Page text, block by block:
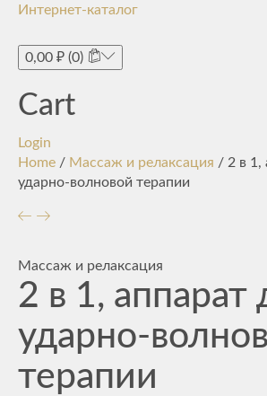
Интернет-каталог
0,00 ₽ (0)
Cart
Login
Home / Массаж и релаксация / 2 в 1,
ударно-волновой терапии
Массаж и релаксация
2 в 1, аппарат
ударно-
терапии